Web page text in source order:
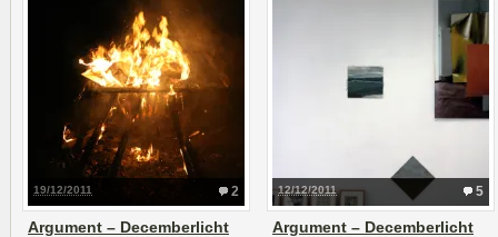
2
19/12/2011
Argument – Decemberlicht
5
12/12/2011
Argument – Decemberlicht